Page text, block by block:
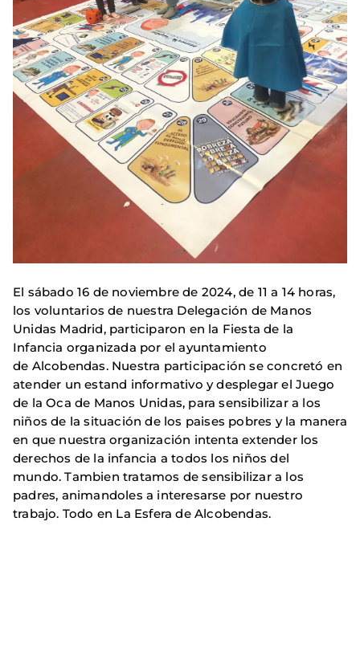
El sábado 16 de noviembre de 2024, de 11 a 14 horas,
los voluntarios de nuestra Delegación de Manos
Unidas Madrid, participaron en la Fiesta de la
Infancia organizada por el ayuntamiento
de Alcobendas. Nuestra participación se concretó en
atender un estand informativo y desplegar el Juego
de la Oca de Manos Unidas, para sensibilizar a los
niños de la situación de los paises pobres y la manera
en que nuestra organización intenta extender los
derechos de la infancia a todos los niños del
mundo. Tambien tratamos de sensibilizar a los
padres, animandoles a interesarse por nuestro
trabajo. Todo en La Esfera de Alcobendas.